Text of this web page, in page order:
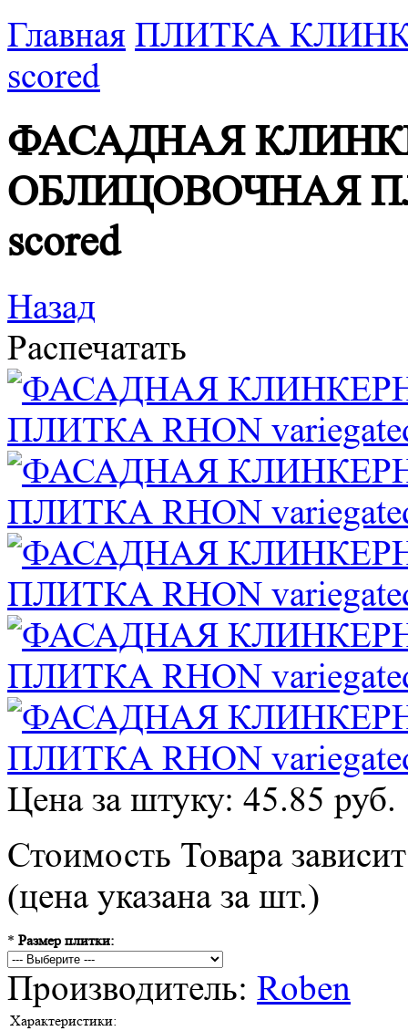
Главная ПЛИТКА
scored
ФАСАДНАЯ
ОБЛИЦОВОЧНАЯ
scored
Назад
Распечатать
Цена за штуку: 45.85 руб.
Стоимость Товара
(цена указана за шт.)
* Размер плитки:
Производитель: Roben
Характеристики: